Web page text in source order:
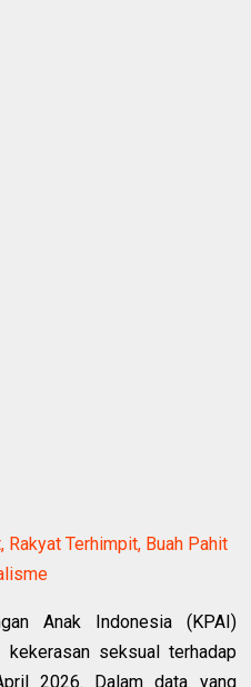
Rakyat Terhimpit, Buah Pahit
Anak Indonesia (KPAI)
seksual terhadap
2026. Dalam data yang